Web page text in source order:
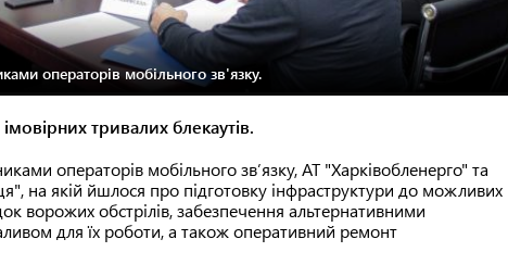
операторів мобільного зв'язку.
тривалих блекаутів.
операторів мобільного зв’язку, АТ "Харківобленерго" та
на якій йшлося про підготовку інфраструктури до можливих
ворожих обстрілів, забезпечення альтернативними
для їх роботи, а також оперативний ремонт